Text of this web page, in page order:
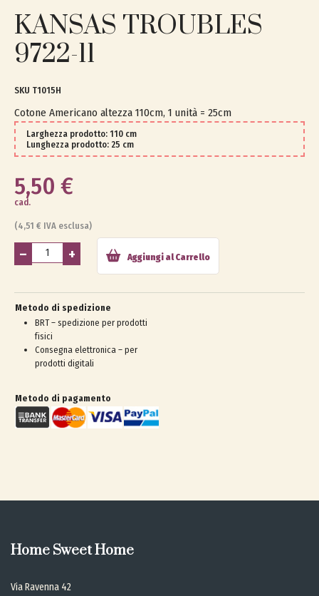
KANSAS TROUBLES
9722-11
T1015H
Cotone Americano altezza 110cm, 1 unità = 25cm
Larghezza prodotto: 110 cm
Lunghezza prodotto: 25 cm
5,50 €
(4,51 € IVA esclusa)
cad.
– + Aggiungi al Carrello
Metodo di spedizione
BRT – spedizione per prodotti
fisici
Consegna elettronica – per
prodotti digitali
Metodo di pagamento
Home Sweet Home
Via Ravenna 42